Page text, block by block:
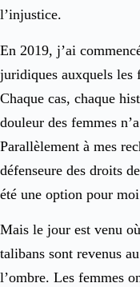
l’injustice.
En 2019, j’ai
juridiques auxquels les
Chaque cas, chaque
douleur des femmes
Parallèlement à mes
défenseure des droits
été une option pour
Mais le jour est venu
talibans sont revenus
l’ombre. Les femmes